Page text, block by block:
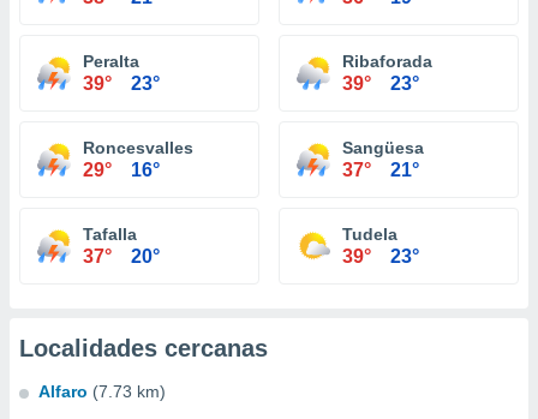
Peralta
39° 23°
Ribaforada
39° 23°
Roncesvalles
29° 16°
Sangüesa
37° 21°
Tafalla
37° 20°
Tudela
39° 23°
Localidades cercanas
Alfaro (7.73 km)